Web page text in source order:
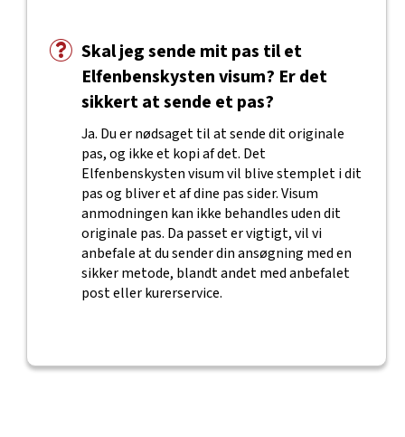
Skal jeg sende mit pas til et
Elfenbenskysten visum? Er det
sikkert at sende et pas?
Ja. Du er nødsaget til at sende dit originale
pas, og ikke et kopi af det. Det
Elfenbenskysten visum vil blive stemplet i dit
pas og bliver et af dine pas sider. Visum
anmodningen kan ikke behandles uden dit
originale pas. Da passet er vigtigt, vil vi
anbefale at du sender din ansøgning med en
sikker metode, blandt andet med anbefalet
post eller kurerservice.